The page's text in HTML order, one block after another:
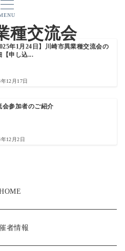
種交流会
年1月24日】川崎市異業種交流会の
【申し込...
12月17日
会参加者のご紹介
12月2日
者情報